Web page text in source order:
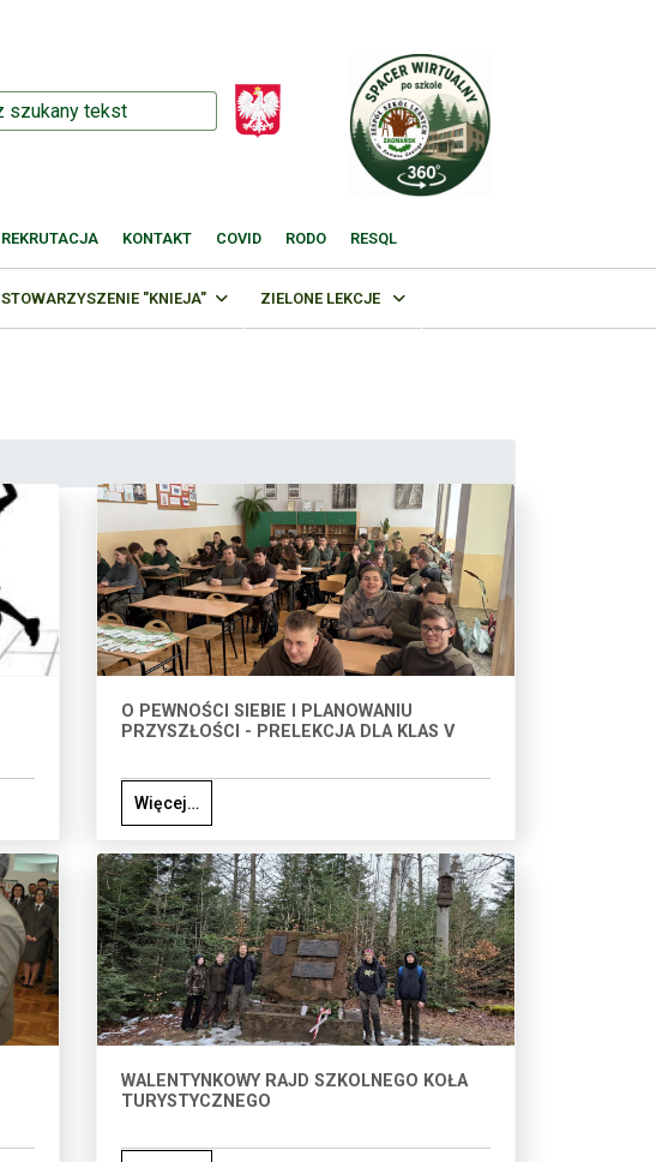
REKRUTACJA KONTAKT COVID RODO RESQL
STOWARZYSZENIE "KNIEJA" ZIELONE LEKCJE
O PEWNOŚCI SIEBIE I PLANOWANIU
PRZYSZŁOŚCI - PRELEKCJA DLA KLAS V
Więcej…
WALENTYNKOWY RAJD SZKOLNEGO KOŁA
TURYSTYCZNEGO